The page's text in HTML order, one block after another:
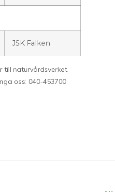
JSK Falken
till naturvårdsverket.
oss: 040-453700